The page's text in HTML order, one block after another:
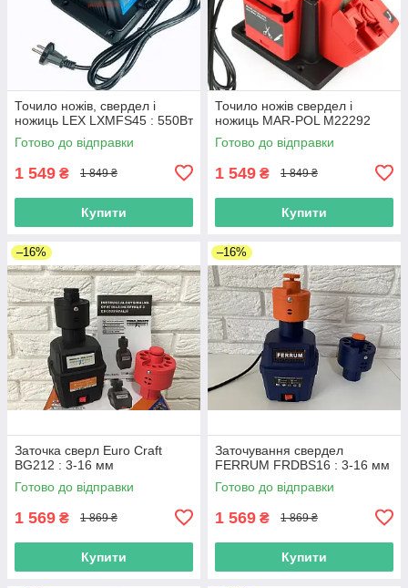
Точило ножів, свердел і
ножиць LEX LXMFS45 : 550Вт
Готово до відправки
1 549 ₴ 1 849 ₴
Купити
Точило ножів свердел і
ножиць MAR-POL M22292
Готово до відправки
1 549 ₴ 1 849 ₴
Купити
–16%
Заточка сверл Euro Craft
BG212 : 3-16 мм
Готово до відправки
1 569 ₴ 1 869 ₴
Купити
–16%
Заточування свердел
FERRUM FRDBS16 : 3-16 мм
Готово до відправки
1 569 ₴ 1 869 ₴
Купити